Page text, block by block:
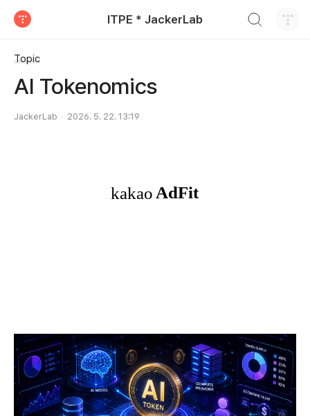
ITPE * JackerLab
Topic
AI Tokenomics
JackerLab 2026. 5. 22. 13:19